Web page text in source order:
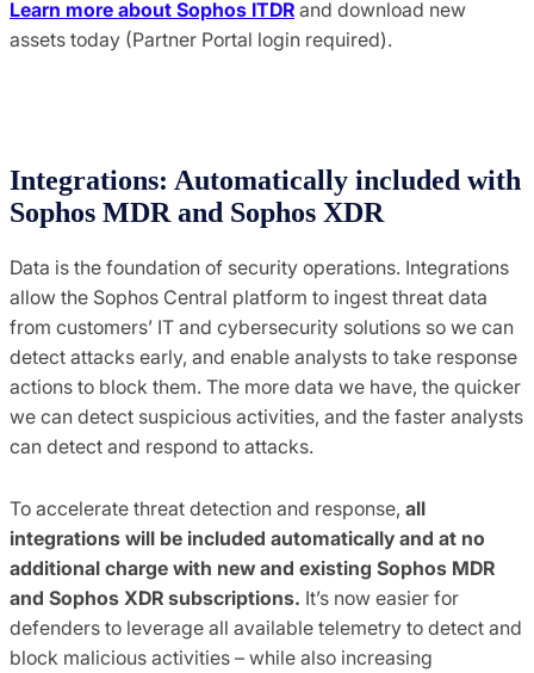
Learn more about Sophos ITDR and download new
assets today (Partner Portal login required).
Integrations: Automatically included with
Sophos MDR and Sophos XDR
Data is the foundation of security operations. Integrations
allow the Sophos Central platform to ingest threat data
from customers’ IT and cybersecurity solutions so we can
detect attacks early, and enable analysts to take response
actions to block them. The more data we have, the quicker
we can detect suspicious activities, and the faster analysts
can detect and respond to attacks.
To accelerate threat detection and response, all
integrations will be included automatically and at no
additional charge with new and existing Sophos MDR
and Sophos XDR subscriptions. It’s now easier for
defenders to leverage all available telemetry to detect and
block malicious activities – while also increasing